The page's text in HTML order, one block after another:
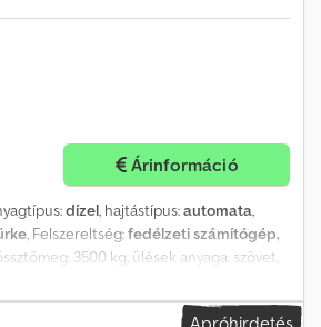
esetén az ár a NoVA összegével
Német rövid lejáratú regisztráció:
Árinformáció
dízel, hajtástípus:automata,
, Felszereltség:fedélzeti számítógép,
3500 kg, ülések anyaga: szövet,
adaptív tempomat, hangvezérlési
automatikus fényszórókapcsoló,